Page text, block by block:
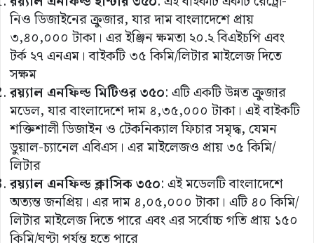
নিও ডিজাইনের ক্রুজার, যার দাম বাংলাদেশে প্রায়
৩,৪০,০০০ টাকা। এর ইঞ্জিন ক্ষমতা ২০.২ বিএইচপি এবং
টর্ক ২৭ এনএম। বাইকটি ৩৫ কিমি/লিটার মাইলেজ দিতে
সক্ষম​
রয়্যালএনফিল্ডমিটিওর৩৫০: এটি একটি উন্নত ক্রুজার
মডেল, যার বাংলাদেশে দাম ৪,৩৫,০০০ টাকা। এই বাইকটি
শক্তিশালী ডিজাইন ও টেকনিক্যাল ফিচার সমৃদ্ধ, যেমন
ডুয়াল-চ্যানেল এবিএস। এর মাইলেজও প্রায় ৩৫ কিমি/
লিটার​
রয়্যালএনফিল্ডক্লাসিক৩৫০: এই মডেলটি বাংলাদেশে
অত্যন্ত জনপ্রিয়। এর দাম ৪,০৫,০০০ টাকা। এটি ৪০ কিমি/
লিটার মাইলেজ দিতে পারে এবং এর সর্বোচ্চ গতি প্রায় ১৫০